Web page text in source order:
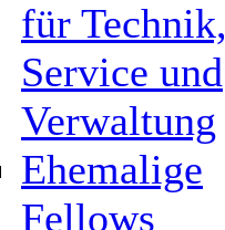
für Technik,
Service und
Verwaltung
Ehemalige
Fellows